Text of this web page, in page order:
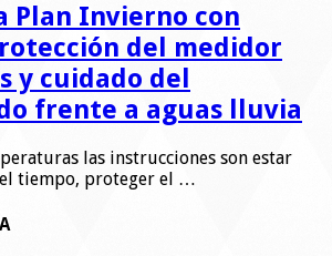
Plan Invierno con
del medidor
y cuidado del
frente a aguas lluvia
las instrucciones son estar
tiempo, proteger el …